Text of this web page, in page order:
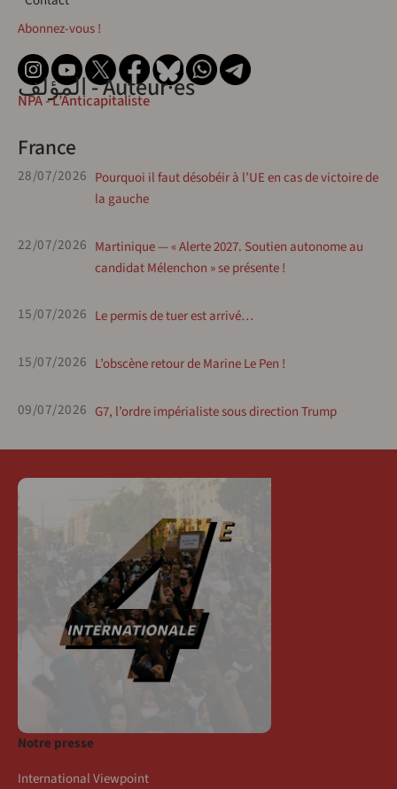
Abonnez-vous !
المؤلف - Auteur·es
NPA - L’Anticapitaliste
France
28/07/2026 Pourquoi il faut désobéir à l’UE en cas de victoire de
la gauche
22/07/2026 Martinique — « Alerte 2027. Soutien autonome au
candidat Mélenchon » se présente !
15/07/2026 Le permis de tuer est arrivé…
15/07/2026 L’obscène retour de Marine Le Pen !
09/07/2026 G7, l’ordre impérialiste sous direction Trump
Notre presse
International Viewpoint